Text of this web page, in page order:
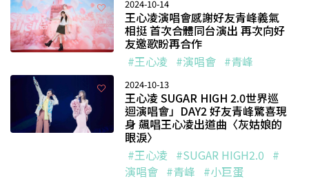
2024-10-14
王心凌演唱會感謝好友青峰義氣
相挺 首次合體同台演出 再次向好
友邀歌盼再合作
#王心凌 #演唱會 #青峰
2024-10-13
王心凌 SUGAR HIGH 2.0世界巡
迴演唱會」DAY2 好友青峰驚喜現
身 飆唱王心凌出道曲〈灰姑娘的
眼淚〉
#王心凌 #SUGAR HIGH2.0 #
演唱會 #青峰 #小巨蛋